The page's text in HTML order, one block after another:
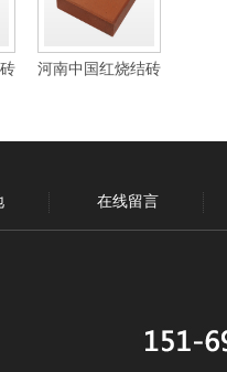
河南中国红烧结砖
在线留言